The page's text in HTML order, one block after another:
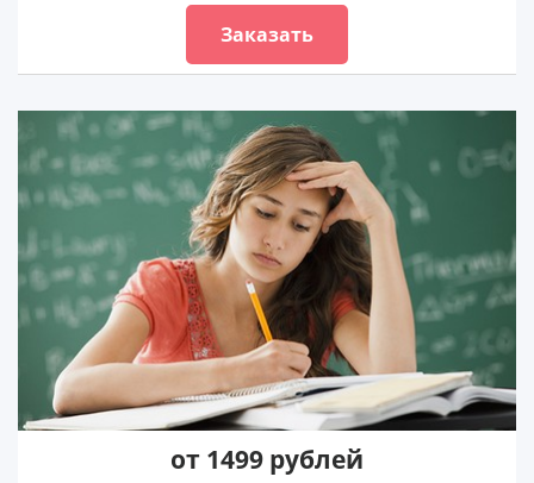
Заказать
от 1499 рублей